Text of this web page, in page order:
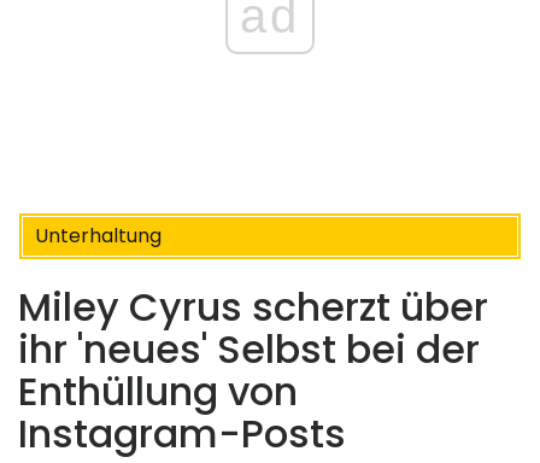
ad
Unterhaltung
Miley Cyrus scherzt über
ihr 'neues' Selbst bei der
Enthüllung von
Instagram-Posts